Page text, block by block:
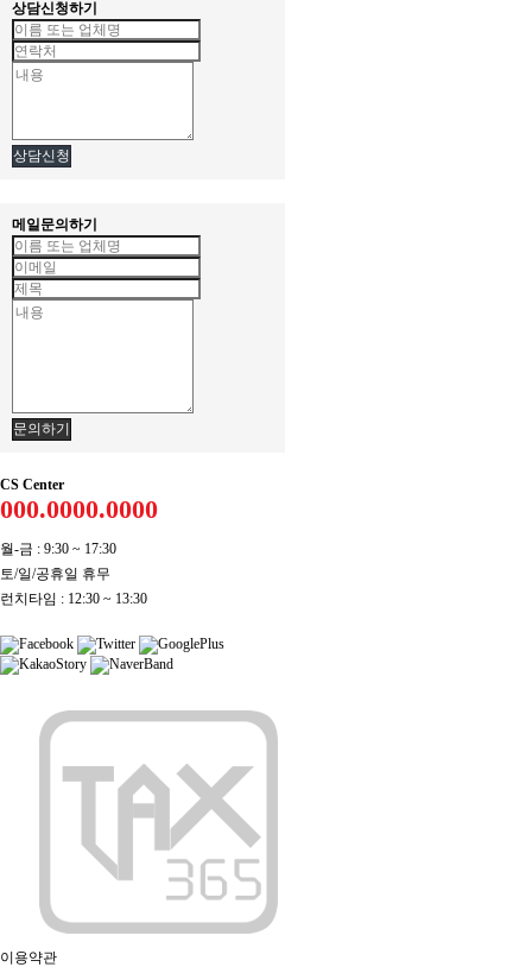
상담신청하기
상담신청
메일문의하기
문의하기
CS Center
000.0000.0000
월-금 : 9:30 ~ 17:30
토/일/공휴일 휴무
런치타임 : 12:30 ~ 13:30
이용약관